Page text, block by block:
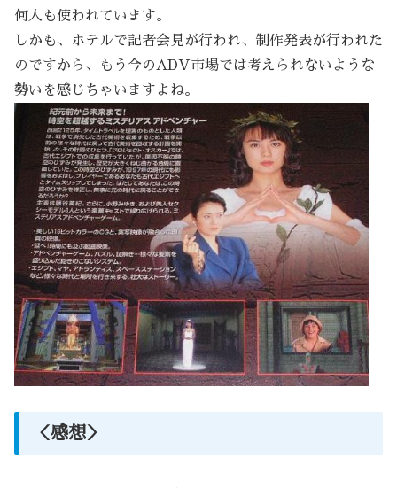
何人も使われています。
しかも、ホテルで記者会見が行われ、制作発表が行われた
のですから、もう今のADV市場では考えられないような
勢いを感じちゃいますよね。
＜感想＞